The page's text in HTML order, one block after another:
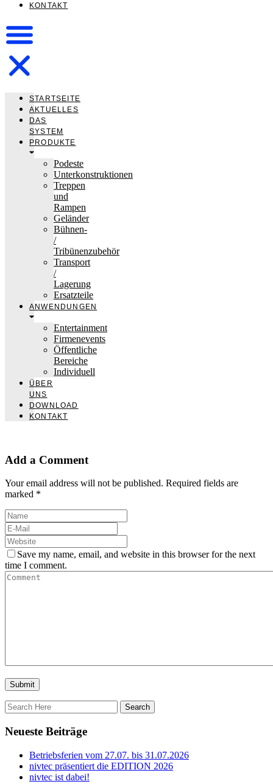
KONTAKT
STARTSEITE
AKTUELLES
DAS
SYSTEM
PRODUKTE
Podeste
Unterkonstruktionen
Treppen
und
Rampen
Geländer
Bühnen-
/
Tribünenzubehör
Transport
/
Lagerung
Ersatzteile
ANWENDUNGEN
Entertainment
Firmenevents
Öffentliche
Bereiche
Individuell
ÜBER
UNS
DOWNLOAD
KONTAKT
Add a Comment
Your email address will not be published. Required fields are
marked *
Save my name, email, and website in this browser for the next
time I comment.
Neueste Beiträge
Betriebsferien vom 27.07. bis 31.07.2026
nivtec präsentiert die EDITION 2026
nivtec ist dabei!